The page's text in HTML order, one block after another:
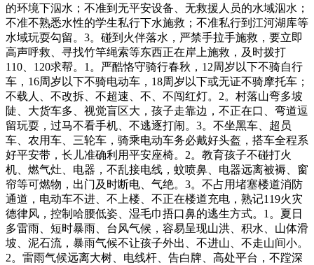
的环境下泅水；不准到无平安设备、无救援人员的水域泅水；
不准不熟悉水性的学生私行下水施救；不准私行到江河湖库等
水域玩耍勾留。3。碰到火伴落水，严禁手拉手施救，要立即
高声呼救、寻找竹竿绳索等东西正在岸上施救，及时拨打
110、120求帮。1。严酷恪守骑行春秋，12周岁以下不骑自行
车，16周岁以下不骑电动车，18周岁以下或无证不骑摩托车；
不载人、不改拆、不超速、不、不闯红灯。2。村落山弯多坡
陡、大货车多、视觉盲区大，孩子走靠边，不正在口、弯道逗
留玩耍，过马不看手机、不逃逐打闹。3。不坐黑车、超员
车、农用车、三轮车，骑乘电动车务必戴好头盔，搭车全程系
好平安带，长儿准确利用平安座椅。2。教育孩子不碰打火
机、燃气灶、电器，不乱接电线，蚊喷鼻、电器远离被褥、窗
帘等可燃物，出门及时断电、气绝。3。不占用堵塞楼道消防
通道，电动车不进、不上楼、不正在楼道充电，熟记119火灾
德律风，控制哈腰低姿、湿毛巾捂口鼻的逃生方式。1。夏日
多雷雨、短时暴雨、台风气候，容易呈现山洪、积水、山体滑
坡、泥石流，暴雨气候不让孩子外出、不进山、不走山间小。
2。雷雨气候远离大树、电线杆、告白牌、高处平台，不蹚深